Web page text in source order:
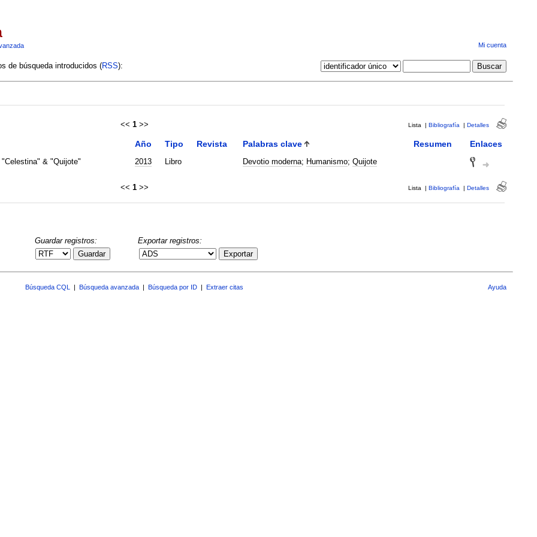
Mi cuenta
de búsqueda introducidos (RSS):
<< 1 >> Lista | Bibliografía | Detalles
Año Tipo Revista Palabras clave Resumen Enlaces
& "Quijote" 2013 Libro Devotio moderna; Humanismo; Quijote
<< 1 >> Lista | Bibliografía | Detalles
Guardar registros:
Guardar
Exportar registros:
Exportar
Búsqueda CQL Búsqueda avanzada Búsqueda por ID Extraer citas Ayuda